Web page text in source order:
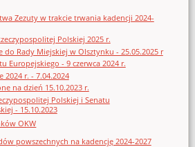
Zezuty w trakcie trwania kadencji 2024-
Polskiej 2025 r.
do Rady Miejskiej w Olsztynku - 25.05.2025 r
Europejskiego - 9 czerwca 2024 r.
2024 r. - 7.04.2024
na dzień 15.10.2023 r.
Polskiej i Senatu
- 15.10.2023
OKW
powszechnych na kadencję 2024-2027